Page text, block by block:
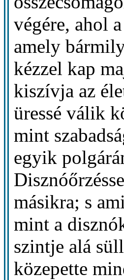
végére, ahol
amely
kézzel kap
kiszívja az
üressé válik
mint
egyik
másikra; s
mint a
szintje alá
közepette